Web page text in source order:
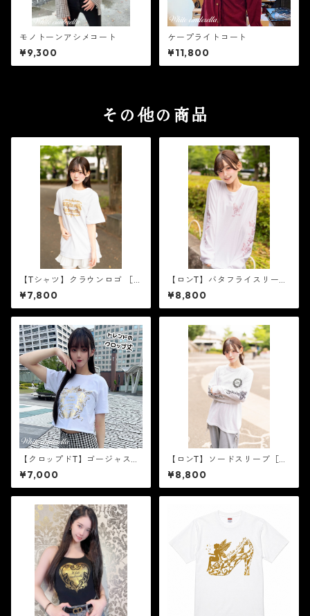
モノトーンアシメコート
¥9,300
ケープライトコート
¥11,800
その他の商品
【Tシャツ】クラウンロゴ ［ゴ
ールドラメ］
¥7,800
【ロンT】バタフライスリーブ
［ライトピンクラメ］
¥8,800
【クロップドT】ゴージャスフ
レーム［ゴールド箔］
¥7,000
【ロンT】ソードスリーブ［ブ
ラックラメ］
¥8,800